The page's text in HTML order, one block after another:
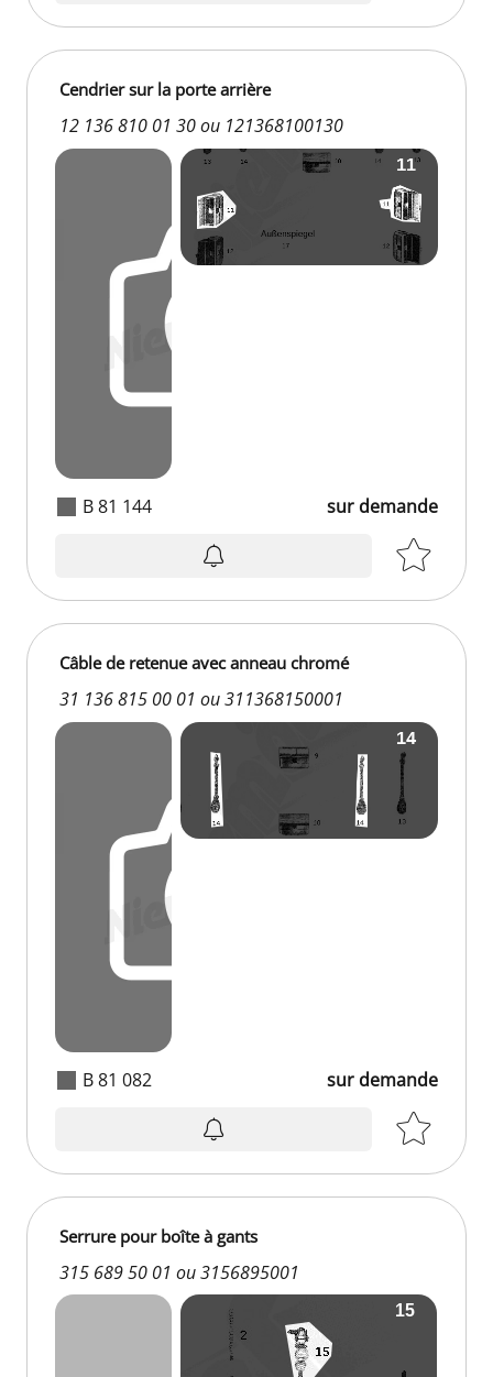
B 81 144
Cendrier sur la porte arrière
12 136 810 01 30 ou 121368100130
sur demande
B 81 082
Câble de retenue avec anneau chromé
31 136 815 00 01 ou 311368150001
sur demande
Serrure pour boîte à gants
315 689 50 01 ou 3156895001